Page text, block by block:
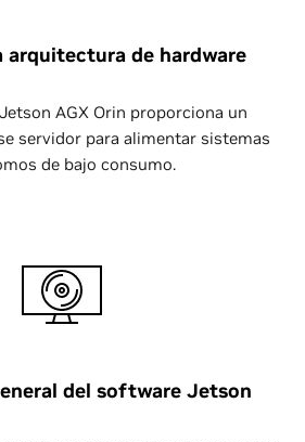
arquitectura de hardware
AGX Orin proporciona un
servidor para alimentar sistemas
de bajo consumo.
del software Jetson